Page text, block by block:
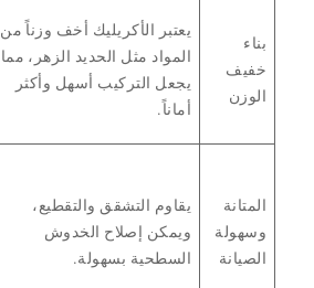
بناء
خفيف
الوزن
يعتبر الأكريليك أخف وزناً من
المواد مثل الحديد الزهر، مما
يجعل التركيب أسهل وأكثر
أماناً.
المتانة
وسهولة
الصيانة
يقاوم التشقق والتقطيع،
ويمكن إصلاح الخدوش
السطحية بسهولة.